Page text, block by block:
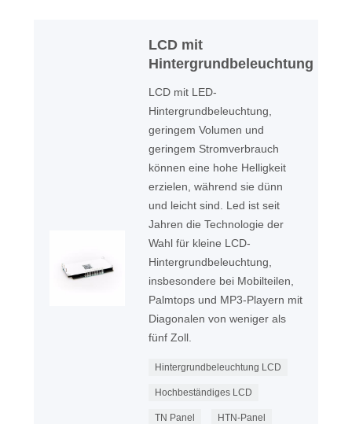
LCD mit
Hintergrundbeleuchtung
LCD mit LED-
Hintergrundbeleuchtung,
geringem Volumen und
geringem Stromverbrauch
können eine hohe Helligkeit
erzielen, während sie dünn
und leicht sind. Led ist seit
Jahren die Technologie der
Wahl für kleine LCD-
Hintergrundbeleuchtung,
insbesondere bei Mobilteilen,
Palmtops und MP3-Playern mit
Diagonalen von weniger als
fünf Zoll.
Hintergrundbeleuchtung LCD
Hochbeständiges LCD
TN Panel HTN-Panel